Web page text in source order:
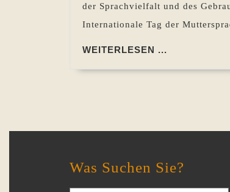
der Sprachvielfalt und des
Internationale Tag der
WEITERLESEN ...
Was Suchen Sie?